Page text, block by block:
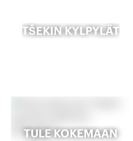
TŠEKIN KYLPYLÄT
TULE KOKEMAAN